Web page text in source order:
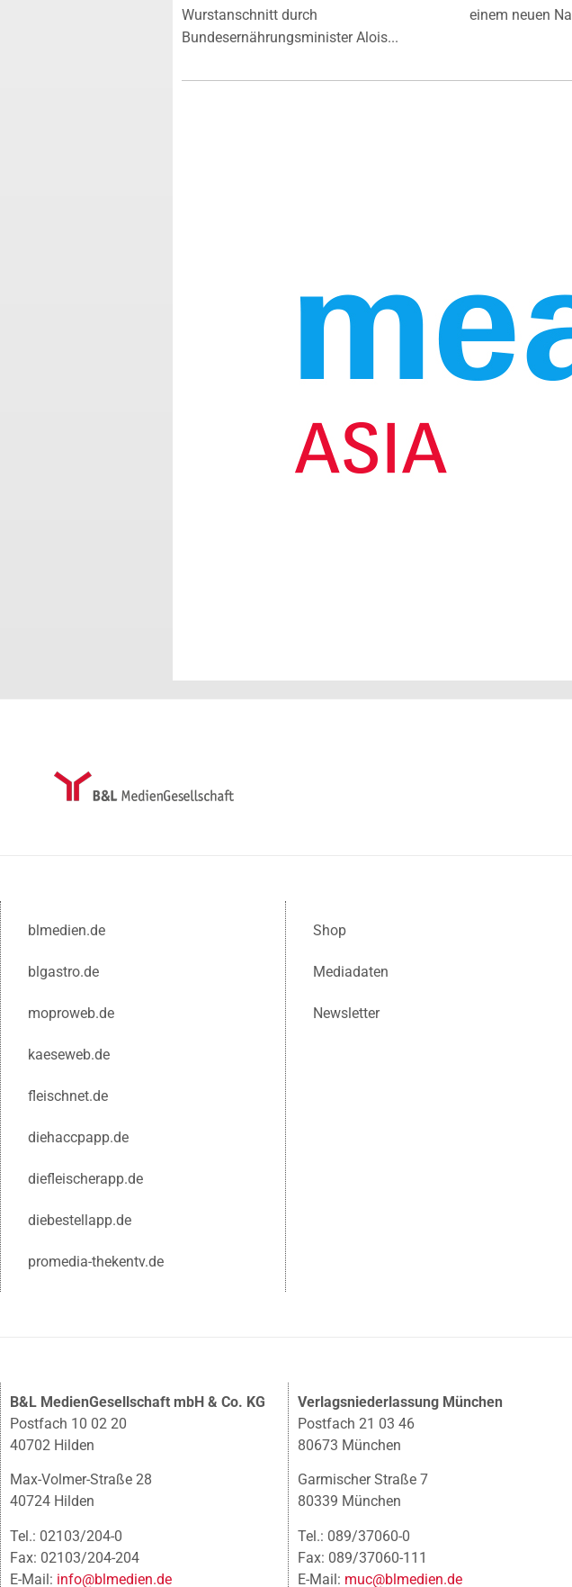
Wurstanschnitt durch
Bundesernährungsminister Alois...
einem neuen
blmedien.de
blgastro.de
moproweb.de
kaeseweb.de
fleischnet.de
diehaccpapp.de
diefleischerapp.de
diebestellapp.de
promedia-thekentv.de
Shop
Mediadaten
Newsletter
B&L MedienGesellschaft mbH & Co. KG
Postfach 10 02 20
40702 Hilden
Max-Volmer-Straße 28
40724 Hilden
Tel.: 02103/204-0
Fax: 02103/204-204
E-Mail: info@blmedien.de
Verlagsniederlassung München
Postfach 21 03 46
80673 München
Garmischer Straße 7
80339 München
Tel.: 089/37060-0
Fax: 089/37060-111
E-Mail: muc@blmedien.de